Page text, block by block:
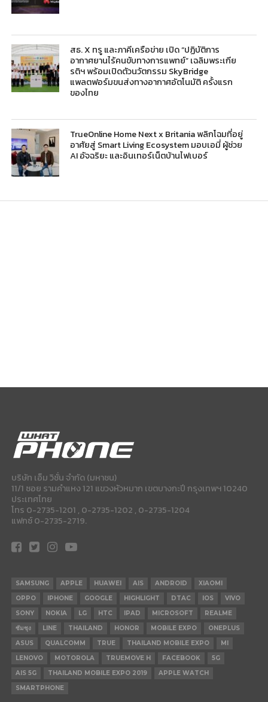
สธ. X ทรู และภาคีเครือข่าย เปิด “ปฏิบัติการ
อากาศยานไร้คนขับทางการแพทย์” เฉลิมพระเกีย
รติฯ พร้อมเปิดตัวนวัตกรรม SkyBridge
แพลตฟอร์มขนส่งทางอากาศอัตโนมัติ ครั้งแรก
ของไทย
TrueOnline Home Next x Britania พลิกโฉมที่อยู่
อาศัยสู่ Smart Living Ecosystem มอบเอมี่ ผู้ช่วย
AI อัจฉริยะ และอินเทอร์เน็ตบ้านไฟเบอร์
บริษัท เอ็ม วิชั่น จำกัด (มหาชน)
11/1 ซอย รามคำแหง 121 แขวงหัวหมาก เขตบางกะปี กรุงเทพฯ 10240
ประเทศไทย
โทร 0-2735-1201 , 0-2735-1202 , 0-2735-1204
แฟกซ์ 0-2735-2719.
SAMSUNG APPLE HUAWEI AIS ANDROID
XIAOMI
OPPO
IPHONE GOOGLE HIGHLIGHT DTAC IOS
VIVO
SONY
NOKIA LG HTC IPAD MICROSOFT
REALME
ซัมซุง
LINE THAILAND HONOR MOBILE EXPO
ONEPLUS
ASUS
QUALCOMM TRUE THAILAND MOBILE EXPO
MI
LENOVO
MOTOROLA TRUEMOVE H FACEBOOK
5G
AIS 5G
THAILAND MOBILE EXPO 2019
APPLE WATCH
SMARTPHONE